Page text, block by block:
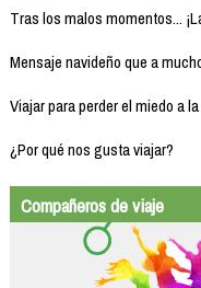
Tras los malos momentos...
Mensaje navideño que a
Viajar para perder el miedo a
¿Por qué nos gusta viajar?
Compañeros de viaje